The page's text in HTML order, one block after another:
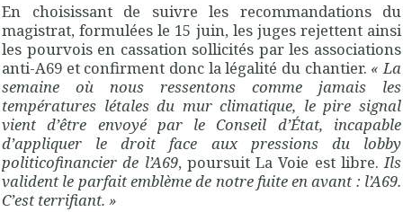
En choisissant de suivre les recommandations du
magistrat, formulées le 15 juin, les juges rejettent ainsi
les pourvois en cassation sollicités par les associations
anti-A69 et confirment donc la légalité du chantier. « La
semaine où nous ressentons comme jamais les
températures létales du mur climatique, le pire signal
vient d’être envoyé par le Conseil d’État, incapable
d’appliquer le droit face aux pressions du lobby
politicofinancier de l’A69, poursuit La Voie est libre.Ils
valident le parfait emblème de notre fuite en avant : l’A69.
C’est terrifiant. »